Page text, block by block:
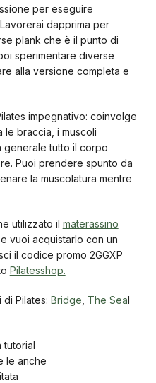
per eseguire
dapprima per
plank che è il punto di
sperimentare diverse
alla versione completa e
impegnativo: coinvolge
le braccia, i muscoli
generale tutto il corpo
Puoi prendere spunto da
la muscolatura mentre
utilizzato il materassino
vuoi acquistarlo con un
il codice promo 2GGXP
Pilatesshop.
Pilates: Bridge The Seal
tutorial
le anche